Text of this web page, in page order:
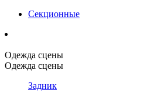
Секционные
Одежда сцены
Одежда сцены
Задник